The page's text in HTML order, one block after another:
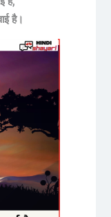
है।